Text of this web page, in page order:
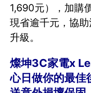
1,690元），加購
現省逾千元，協
升級。
燦坤3C家電x
心日做你的最佳